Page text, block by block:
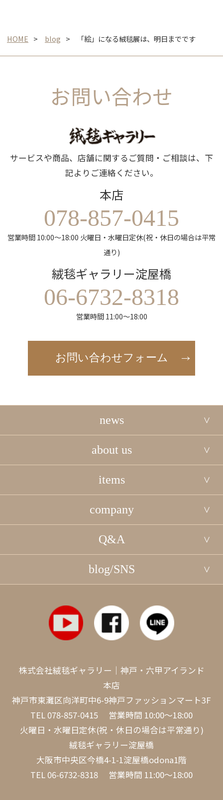
HOME blog 「絵」になる絨毯展は、明日までです
お問い合わせ
サービスや商品、店舗に関するご質問・ご相談は、下
記よりご連絡ください。
本店
078-857-0415
営業時間 10:00～18:00 火曜日・水曜日定休(祝・休日の場合は平常
通り)
絨毯ギャラリー淀屋橋
06-6732-8318
営業時間 11:00～18:00
お問い合わせフォーム
news
about us
items
company
Q&A
blog/SNS
株式会社絨毯ギャラリー｜神戸・六甲アイランド
本店
神戸市東灘区向洋町中6-9神戸ファッションマート3F
TEL 078-857-0415 営業時間 10:00～18:00
火曜日・水曜日定休(祝・休日の場合は平常通り)
絨毯ギャラリー淀屋橋
大阪市中央区今橋4-1-1淀屋橋odona1階
TEL 06-6732-8318 営業時間 11:00～18:00